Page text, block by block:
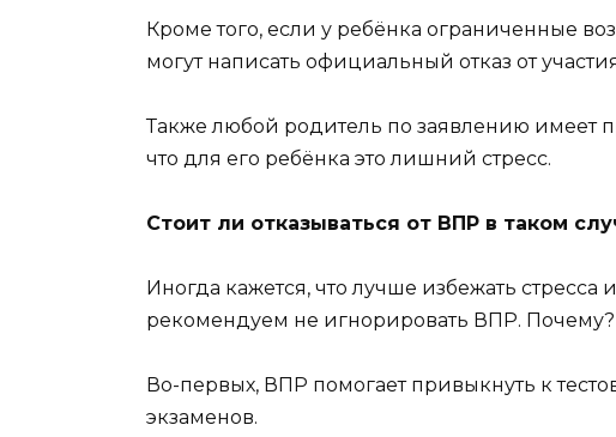
Кроме того, если у ребёнка ограниченные
могут написать официальный отказ от
Также любой родитель по заявлению имеет
что для его ребёнка это лишний стресс.
Стоит ли отказываться от ВПР в таком
Иногда кажется, что лучше избежать стресса
рекомендуем не игнорировать ВПР. Почему?
Во-первых, ВПР помогает привыкнуть к
экзаменов.